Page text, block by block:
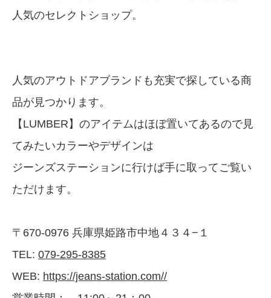
人気のセレクトショップ。
人気のアウトドアブランドも充実で探している商
品が見つかります。
【LUMBER】のアイテムはほぼ置いてあるので見
てみたいカラーやデザインは
ジーンズステーションに行けば手に取ってご覧い
ただけます。
〒670-0976 兵庫県姫路市中地４３４−１
TEL: 079-295-8385
WEB: https://jeans-station.com//